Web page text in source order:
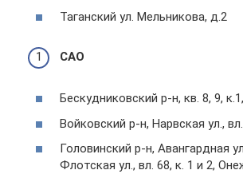
Таганский ул. Мельникова, д.2
САО
Бескудниковский р-н, кв. 8, 9,
Войковский р-н, Нарвская ул.,
Головинский р-н, Авангардная
Флотская ул., вл. 68, к. 1 и 2,